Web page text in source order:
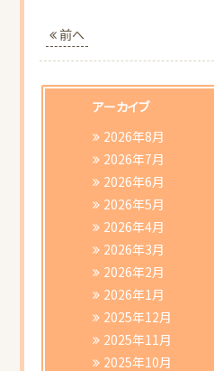
前へ
アーカイブ
2026年8月
2026年7月
2026年6月
2026年5月
2026年4月
2026年3月
2026年2月
2026年1月
2025年12月
2025年11月
2025年10月
行事スケ
会員向
研修会
書類ダウ